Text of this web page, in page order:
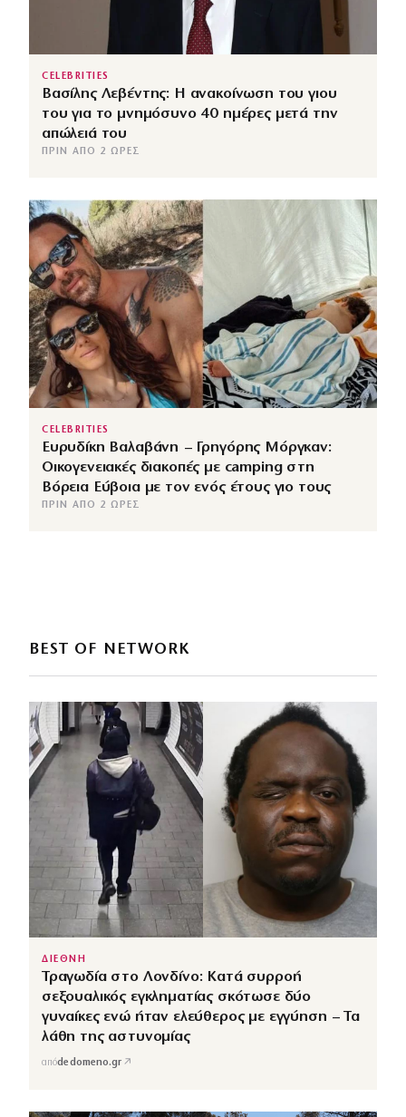
CELEBRITIES
Βασίλης Λεβέντης: Η ανακοίνωση του γιου
του για το μνημόσυνο 40 ημέρες μετά την
απώλειά του
ΠΡΙΝ ΑΠΌ 2 ΏΡΕΣ
CELEBRITIES
Ευρυδίκη Βαλαβάνη – Γρηγόρης Μόργκαν:
Οικογενειακές διακοπές με camping στη
Βόρεια Εύβοια με τον ενός έτους γιο τους
ΠΡΙΝ ΑΠΌ 2 ΏΡΕΣ
BEST OF NETWORK
ΔΙΕΘΝΗ
Τραγωδία στο Λονδίνο: Κατά συρροή
σεξουαλικός εγκληματίας σκότωσε δύο
γυναίκες ενώ ήταν ελεύθερος με εγγύηση – Τα
λάθη της αστυνομίας
απόdedomeno.gr ↗